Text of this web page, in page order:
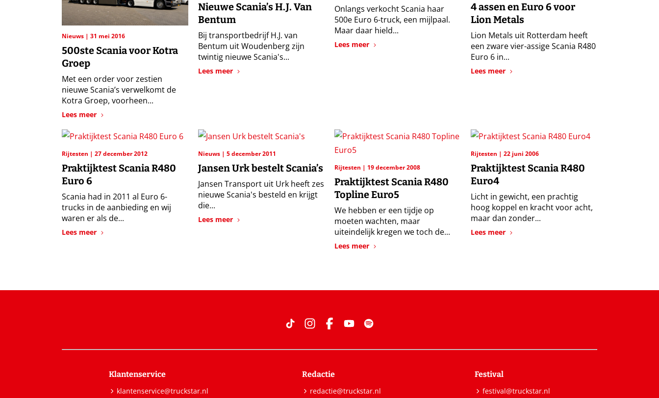
Nieuws 31 mei 2016
500ste Scania voor Kotra
Groep
Met een order voor zestien
nieuwe Scania’s verwelkomt de
Kotra Groep, voorheen...
Lees meer
Nieuwe Scania’s H.J. Van
Bentum
Bij transportbedrijf H.J. van
Bentum uit Woudenberg zijn
twintig nieuwe Scania's...
Lees meer
Onlangs verkocht Scania haar
500e Euro 6-truck, een mijlpaal.
Maar daar hield...
Lees meer
4 assen en Euro 6 voor
Lion Metals
Lion Metals uit Rotterdam heeft
een zware vier-assige Scania R480
Euro 6 in...
Lees meer
Rijtesten 27 december 2012
Praktijktest Scania R480
Euro 6
Scania had in 2011 al Euro 6-
trucks in de aanbieding en wij
waren er als de...
Lees meer
Nieuws 5 december 2011
Jansen Urk bestelt Scania’s
Jansen Transport uit Urk heeft zes
nieuwe Scania's besteld en krijgt
die...
Lees meer
Rijtesten 19 december 2008
Praktijktest Scania R480
Topline Euro5
We hebben er een tijdje op
moeten wachten, maar
uiteindelijk kregen we toch de...
Lees meer
Rijtesten 22 juni 2006
Praktijktest Scania R480
Euro4
Licht in gewicht, een prachtig
hoog koppel en kracht voor acht,
maar dan zonder...
Lees meer
Klantenservice
klantenservice@truckstar.nl
Redactie
redactie@truckstar.nl
Festival
festival@truckstar.nl